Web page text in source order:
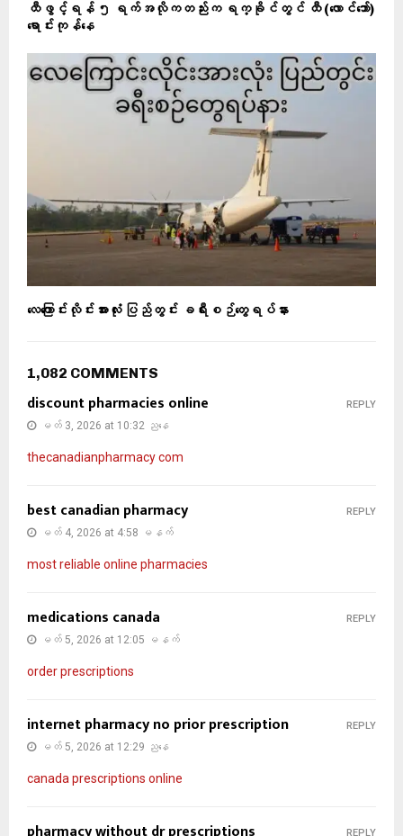
ထီဖွင့်ရန် ၅ ရက်အလိုကတည်းက ရက္ခိုင်တွင် ထီ (လောင်ဘော်)
ရောင်းကုန်နေ
လေကြောင်းလိုင်းအားလုံး ပြည်တွင်း ခရီးစဉ်တွေရပ်နား
1,082 COMMENTS
discount pharmacies online
မတ် 3, 2026 at 10:32 ညနေ
thecanadianpharmacy com
REPLY
best canadian pharmacy
မတ် 4, 2026 at 4:58 မနက်
most reliable online pharmacies
REPLY
medications canada
မတ် 5, 2026 at 12:05 မနက်
order prescriptions
REPLY
internet pharmacy no prior prescription
မတ် 5, 2026 at 12:29 ညနေ
canada prescriptions online
REPLY
REPLY